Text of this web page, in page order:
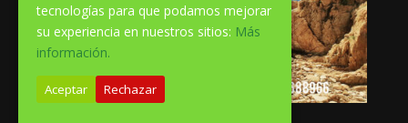
tecnologías para que podamos mejorar
su experiencia en nuestros sitios: Más
información.
Aceptar Rechazar